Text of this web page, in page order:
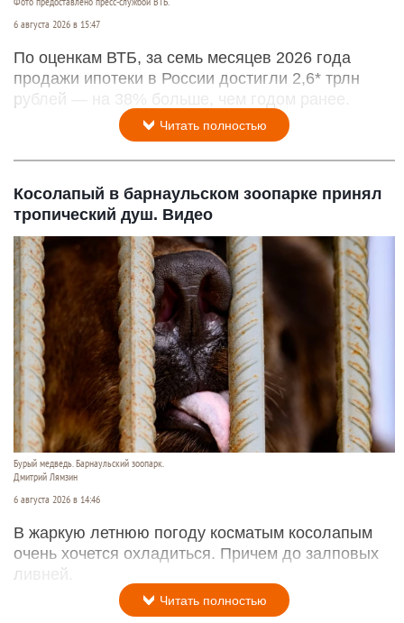
Алексей Охорзин.
Фото предоставлено пресс-службой ВТБ.
6 августа 2026 в 15:47
По оценкам ВТБ, за семь месяцев 2026 года
продажи ипотеки в России достигли 2,6* трлн
рублей — на 38% больше, чем годом ранее.
Читать полностью
Косолапый в барнаульском зоопарке принял
тропический душ. Видео